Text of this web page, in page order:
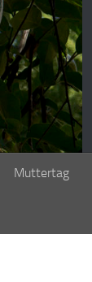
Muttertag